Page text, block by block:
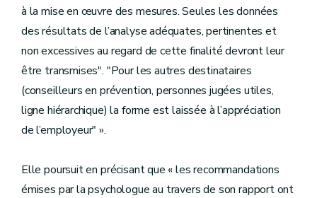
à la mise en œuvre des mesures. Seules les données
des résultats de l’analyse adéquates, pertinentes et
non excessives au regard de cette finalité devront leur
être transmises". "Pour les autres destinataires
(conseilleurs en prévention, personnes jugées utiles,
ligne hiérarchique) la forme est laissée à l’appréciation
de l’employeur" ».
Elle poursuit en précisant que « les recommandations
émises par la psychologue au travers de son rapport ont